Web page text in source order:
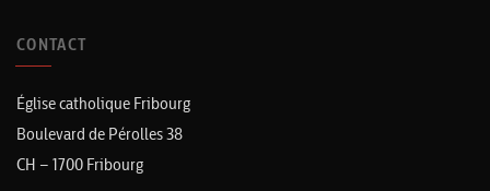
CONTACT
Église catholique Fribourg
Boulevard de Pérolles 38
CH – 1700 Fribourg